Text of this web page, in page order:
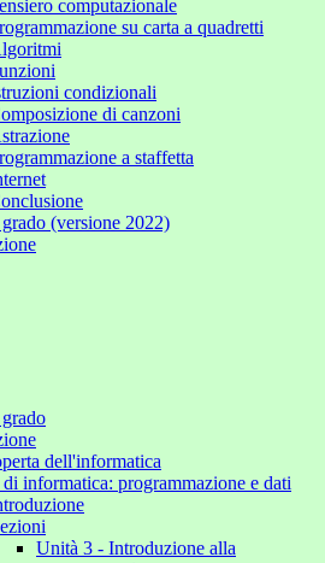
computazionale
su carta a quadretti
condizionali
di canzoni
a staffetta
(versione 2022)
dell'informatica
informatica: programmazione e dati
Unità 3 - Introduzione alla